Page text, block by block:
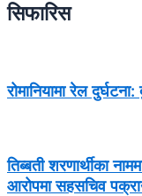
सिफारिस
रोमानियामा रेल
तिब्बती शरणार्थीका
आरोपमा सहसचिव